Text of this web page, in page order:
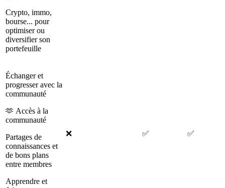
Crypto, immo,
bourse... pour
optimiser ou
diversifier son
portefeuille
Échanger et
progresser avec la
communauté
🫶 Accès à la
communauté
Partages de
connaissances et
de bons plans
entre membres
Apprendre et
❌ ✅ ✅